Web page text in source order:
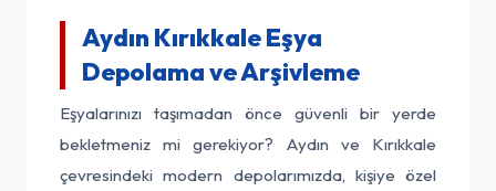
Aydın Kırıkkale Eşya
Depolama ve Arşivleme
Eşyalarınızı taşımadan önce güvenli bir yerde
bekletmeniz mi gerekiyor? Aydın ve Kırıkkale
çevresindeki modern depolarımızda, kişiye özel